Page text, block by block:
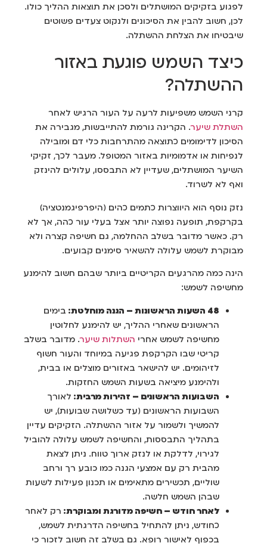
לפגוע בזקיקים המושתלים ולסכן את תוצאות ההליך כולו.
לכן, חשוב להבין את הסיכונים ולנקוט צעדים פשוטים
שיבטיחו את הצלחת ההשתלה.
כיצד השמש פוגעת באזור
ההשתלה?
קרני השמש משפיעות לרעה על העור הרגיש לאחר
השתלת שיער. הקרינה גורמת להתייבשות, מגבירה את
הסיכון לדימומים כתוצאה מהתרחבות כלי דם ומובילה
לנפיחות או אדמומיות באזור המטופל. מעבר לכך, זקיקי
השיער המושתלים, שעדיין לא התבססו, עלולים להינזק
ואף לא לשרוד.
נזק נוסף הוא היווצרות כתמים כהים (היפרפיגמנטציה)
בקרקפת, תופעה נפוצה יותר אצל בעלי עור כהה, אך לא
רק. כאשר מדובר בשלב ההחלמה, גם חשיפה קצרה ולא
מבוקרת לשמש עלולה להשאיר סימנים קבועים.
הינה כמה מהרגעים הקריטיים ביותר שבהם חשוב להימנע
מחשיפה לשמש:
48 השעות הראשונות – הגנה מוחלטת:
בימים
הראשונים שאחרי ההליך, יש להימנע לחלוטין
מחשיפה לשמש אחריהשתלות שיער. מדובר בשלב
קריטי שבו הקרקפת פגיעה במיוחד והעור חשוף
לזיהומים. יש להישאר באזורים מוצלים או בבית,
ולהימנע מיציאה בשעות השמש החזקות.
השבועות הראשונים – זהירות מרבית:לאורך
השבועות הראשונים (עד כשלושה שבועות), יש
להמשיך ולשמור על אזור ההשתלה. הזקיקים עדיין
בתהליך התבססות, והחשיפה לשמש עלולה להוביל
לגירוי, לדלקת או לנזק ארוך טווח. ניתן לצאת
מהבית רק עם אמצעי הגנה כמו כובע רך ורחב
שוליים, תכשירים מתאימים או תכנון פעילות לשעות
שבהן השמש חלשה.
לאחר חודש – חשיפה מדורגת ומבוקרת:רק לאחר
כחודש, ניתן להתחיל בחשיפה הדרגתית לשמש,
בכפוף לאישור רופא. גם בשלב זה חשוב לזכור כי